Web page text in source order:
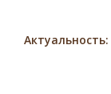
Актуальность: